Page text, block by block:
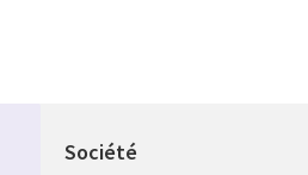
Société